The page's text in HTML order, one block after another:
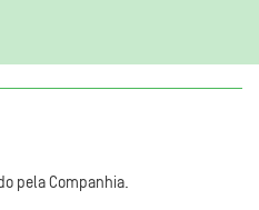
pela Companhia.